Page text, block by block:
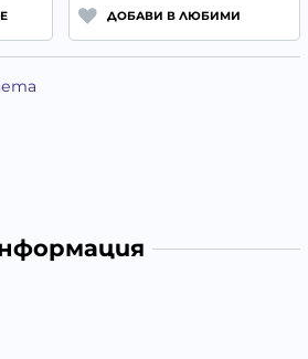
ДОБАВИ В ЛЮБИМИ